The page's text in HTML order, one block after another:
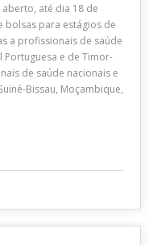
até dia 18 de
bolsas para estágios de
a profissionais de saúde
Portuguesa e de Timor-
de saúde nacionais e
Bissau, Moçambique,